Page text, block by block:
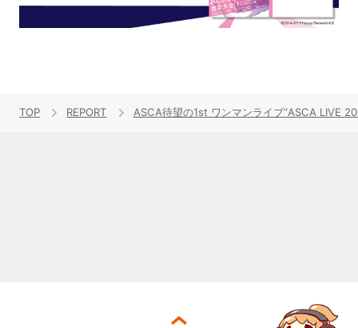
TOP REPORT ASCA待望の1st ワンマンライブ“ASCA LIVE